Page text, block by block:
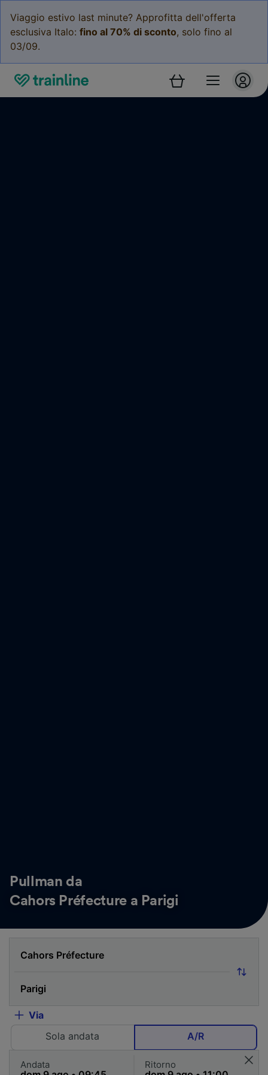
Viaggio estivo last minute? Approfitta dell'offerta
esclusiva Italo: fino al 70% di sconto, solo fino al
03/09.
Pullman da
Cahors Préfecture a Parigi
Via
Sola andata
A/R
Andata Ritorno